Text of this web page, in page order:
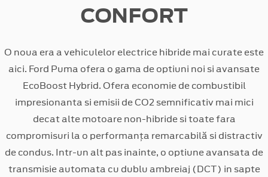
CONFORT
O noua era a vehiculelor electrice hibride mai curate este
aici. Ford Puma ofera o gama de optiuni noi si avansate
EcoBoost Hybrid. Ofera economie de combustibil
impresionanta si emisii de CO2 semnificativ mai mici
decat alte motoare non-hibride si toate fara
compromisuri la o performanța remarcabilă si distractiv
de condus. Intr-un alt pas inainte, o optiune avansata de
transmisie automata cu dublu ambreiaj (DCT) in sapte